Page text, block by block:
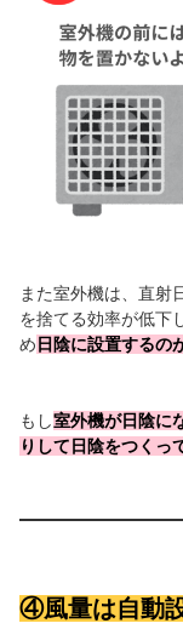
また室外機は、直射
を捨てる効率が低下
め 日陰に設置するの
もし室外機が日陰に
りして日陰をつくっ
④風量は自動